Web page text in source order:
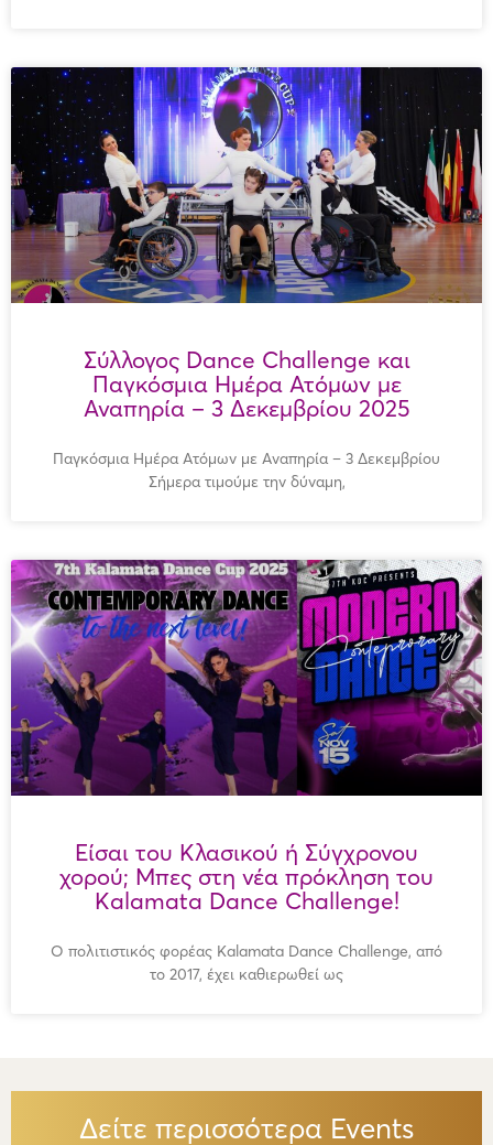
Σύλλογος Dance Challenge και
Παγκόσμια Ημέρα Ατόμων με
Αναπηρία – 3 Δεκεμβρίου 2025
Παγκόσμια Ημέρα Ατόμων με Αναπηρία – 3 Δεκεμβρίου
Σήμερα τιμούμε την δύναμη,
Είσαι του Κλασικού ή Σύγχρονου
χορού; Μπες στη νέα πρόκληση του
Kalamata Dance Challenge!
Ο πολιτιστικός φορέας Kalamata Dance Challenge, από
το 2017, έχει καθιερωθεί ως
Δείτε περισσότερα Events